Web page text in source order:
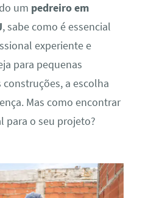
um pedreiro em
, sabe como é essencial
experiente e
para pequenas
a escolha
Mas como encontrar
para o seu projeto?